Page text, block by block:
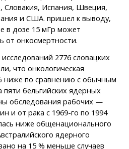
Словакия, Испания, Швеция,
и США. пришел к выводу,
в дозе 15 мГр может
от онкосмертности.
2776 словацких
что онкологическая
ниже по сравнению с обычным
бельгийских ядерных
обследования рабочих —
и от рака с 1969-го по 1994
ниже общенационального
ядерного
на 15 % меньше случаев